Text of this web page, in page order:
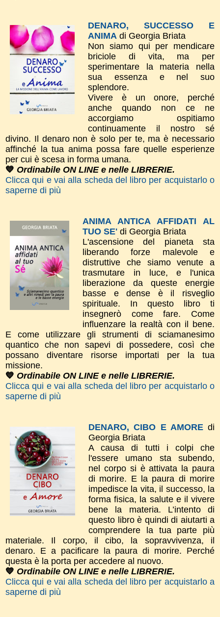
DENARO, SUCCESSO E
ANIMA di Georgia Briata
Non siamo qui per mendicare
briciole di vita, ma per
sperimentare la materia nella
sua essenza e nel suo
splendore.
Vivere è un onore, perché
anche quando non ce ne
accorgiamo ospitiamo
continuamente il nostro sé
divino. Il denaro non è solo per te, ma è necessario
affinché la tua anima possa fare quelle esperienze
per cui è scesa in forma umana.
💙 Ordinabile ON LINE e nelle LIBRERIE.
Clicca qui e vai alla scheda del libro per acquistarlo o
saperne di più
ANIMA ANTICA AFFIDATI AL
TUO SE' di Georgia Briata
L'ascensione del pianeta sta
liberando forze malevole e
distruttive che siamo venute a
trasmutare in luce, e l'unica
liberazione da queste energie
basse e dense è il risveglio
spirituale. In questo libro ti
insegnerò come fare. Come
influenzare la realtà con il bene.
E come utilizzare gli strumenti di sciamanesimo
quantico che non sapevi di possedere, così che
possano diventare risorse importati per la tua
missione.
💙 Ordinabile ON LINE e nelle LIBRERIE.
Clicca qui e vai alla scheda del libro per acquistarlo o
saperne di più
DENARO, CIBO E AMORE di
Georgia Briata
A causa di tutti i colpi che
l'essere umano sta subendo,
nel corpo si è attivata la paura
di morire. E la paura di morire
impedisce la vita, il successo, la
forma fisica, la salute e il vivere
bene la materia. L’intento di
questo libro è quindi di aiutarti a
comprendere la tua parte più
materiale. Il corpo, il cibo, la sopravvivenza, il
denaro. E a pacificare la paura di morire. Perché
questa è la porta per accedere al nuovo.
💙 Ordinabile ON LINE e nelle LIBRERIE.
Clicca qui e vai alla scheda del libro per acquistarlo a
saperne di più